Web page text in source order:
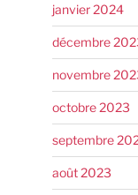
janvier 2024
décembre
novembre
octobre 2023
septembre
août 2023